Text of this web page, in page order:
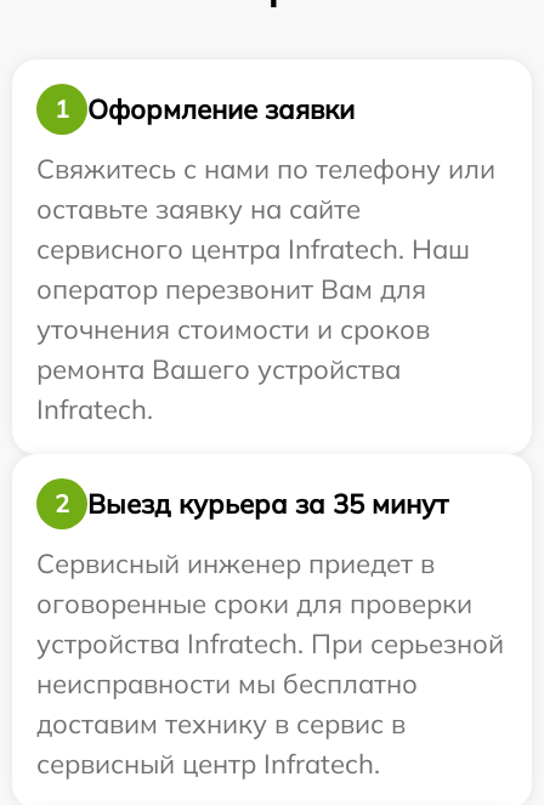
1
Оформление заявки
Свяжитесь с нами по телефону или
оставьте заявку на сайте
сервисного центра Infratech. Наш
оператор перезвонит Вам для
уточнения стоимости и сроков
ремонта Вашего устройства
Infratech.
2
Выезд курьера за 35 минут
Сервисный инженер приедет в
оговоренные сроки для проверки
устройства Infratech. При серьезной
неисправности мы бесплатно
доставим технику в сервис в
сервисный центр Infratech.